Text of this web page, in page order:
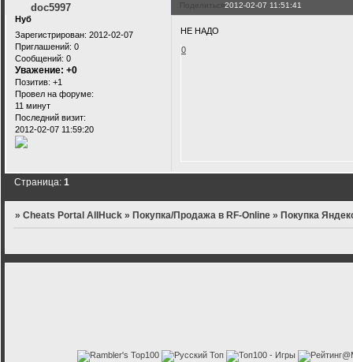
Поделиться2012-02-07 11:51:41
doc5997
Нуб
Зарегистрирован: 2012-02-07
Приглашений: 0
Сообщений: 0
Уважение: +0
Позитив: +1
Провел на форуме:
11 минут
Последний визит:
2012-02-07 11:59:20
НЕ НАДО
0
Страница:1
»Cheats Portal AllHuck » Покупка/Продажа в RF-Online » Покупка